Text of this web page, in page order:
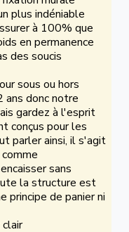
plus indéniable
à 100% que
en permanence
des soucis
sous ou hors
ans donc notre
gardez à l'esprit
conçus pour les
parler ainsi, il s'agit
sans
la structure est
principe de panier ni